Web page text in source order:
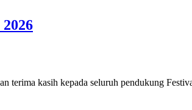
kasih kepada seluruh pendukung